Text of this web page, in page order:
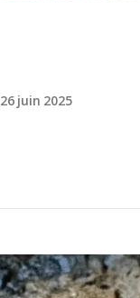
26 juin 2025